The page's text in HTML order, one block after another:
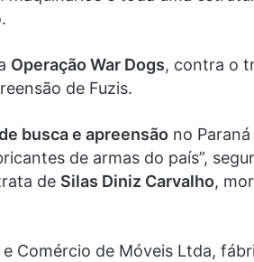
Operação War Dogs, contra o
de Fuzis.
busca e apreensão no
de armas do país”,
de Silas Diniz Carvalho,
Comércio de Móveis Ltda,